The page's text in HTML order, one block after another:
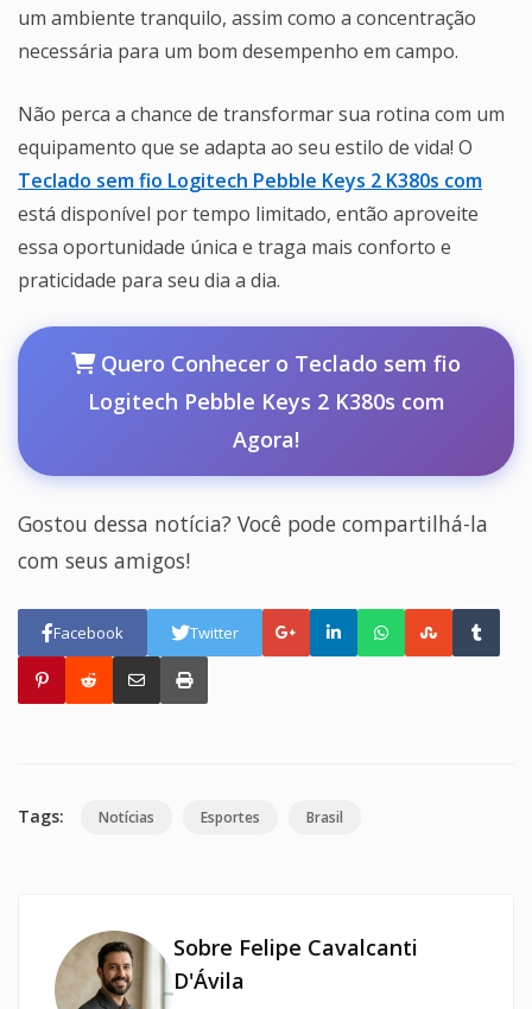
um ambiente tranquilo, assim como a concentração
necessária para um bom desempenho em campo.
Não perca a chance de transformar sua rotina com um
equipamento que se adapta ao seu estilo de vida! O
Teclado sem fio Logitech Pebble Keys 2 K380s com
está disponível por tempo limitado, então aproveite
essa oportunidade única e traga mais conforto e
praticidade para seu dia a dia.
Quero Conhecer o Teclado sem fio
Logitech Pebble Keys 2 K380s com
Agora!
Gostou dessa notícia? Você pode compartilhá-la
com seus amigos!
Facebook Twitter
Tags: Notícias Esportes Brasil
Sobre Felipe Cavalcanti
D'Ávila